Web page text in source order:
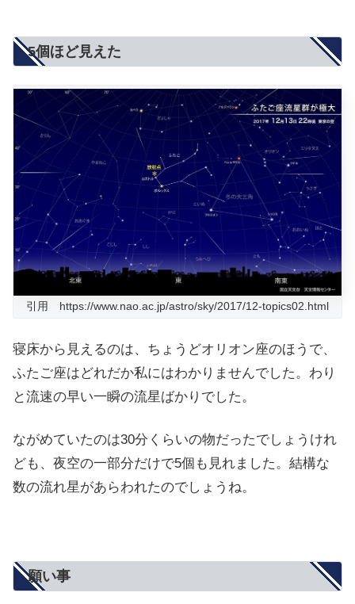
5個ほど見えた
引用 https://www.nao.ac.jp/astro/sky/2017/12-topics02.html
寝床から見えるのは、ちょうどオリオン座のほうで、
ふたご座はどれだか私にはわかりませんでした。わり
と流速の早い一瞬の流星ばかりでした。
ながめていたのは30分くらいの物だったでしょうけれ
ども、夜空の一部分だけで5個も見れました。結構な
数の流れ星があらわれたのでしょうね。
願い事